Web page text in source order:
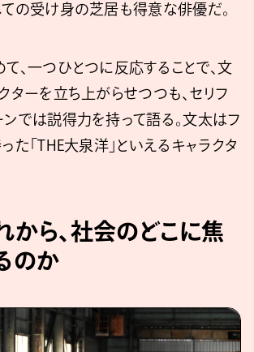
の受け身の芝居も得意な俳優だ。
、一つひとつに反応することで、文
ターを立ち上がらせつつも、セリフ
では説得力を持って語る。文太はフ
た「THE大泉洋」といえるキャラクタ
から、社会のどこに焦
のか